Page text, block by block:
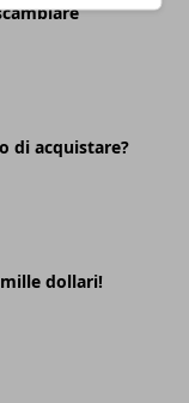
di acquistare?
dollari!